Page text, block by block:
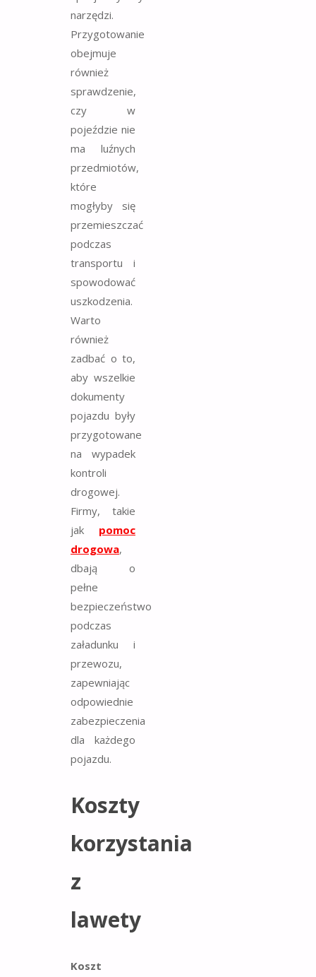
narzędzi.
Przygotowanie
obejmuje
również
sprawdzenie,
czy w
pojeździe nie
ma luźnych
przedmiotów,
które
mogłyby się
przemieszczać
podczas
transportu i
spowodować
uszkodzenia.
Warto
również
zadbać o to,
aby wszelkie
dokumenty
pojazdu były
przygotowane
na wypadek
kontroli
drogowej.
Firmy, takie
jak pomoc
drogowa,
dbają o
pełne
bezpieczeństwo
podczas
załadunku i
przewozu,
zapewniając
odpowiednie
zabezpieczenia
dla każdego
pojazdu.
Koszty
korzystania
z
lawety
Koszt